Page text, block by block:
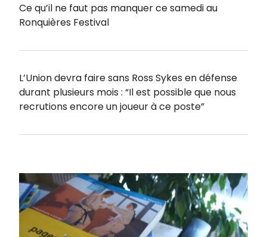
Ce qu’il ne faut pas manquer ce samedi au
Ronquières Festival
L’Union devra faire sans Ross Sykes en défense
durant plusieurs mois : “Il est possible que nous
recrutions encore un joueur à ce poste”